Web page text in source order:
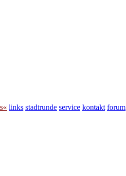
links stadtrunde service kontakt forum